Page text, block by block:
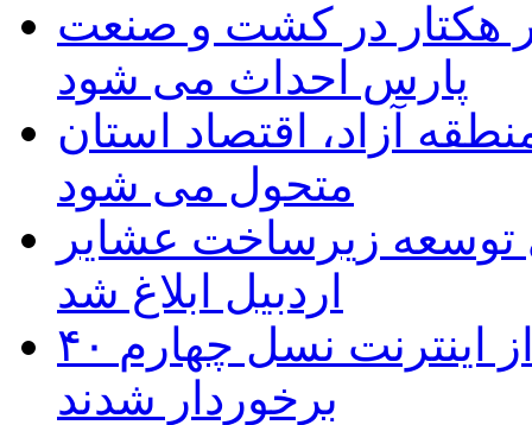
هکتار در کشت و صنعت
پارس احداث می شود
آزاد، اقتصاد استان
متحول می شود
برای توسعه زیرساخت عشایر
اردبیل ابلاغ شد
۴۰ روستای شهرستان گِرمی از اینترنت نسل چهارم
برخوردار شدند